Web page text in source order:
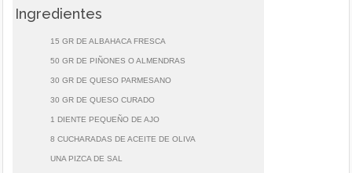
Ingredientes
15 GR DE ALBAHACA FRESCA
50 GR DE PIÑONES O ALMENDRAS
30 GR DE QUESO PARMESANO
30 GR DE QUESO CURADO
1 DIENTE PEQUEÑO DE AJO
8 CUCHARADAS DE ACEITE DE OLIVA
UNA PIZCA DE SAL